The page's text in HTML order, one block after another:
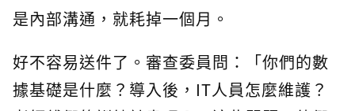
是內部溝通，就耗掉一個月。
好不容易送件了。審查委員問：「你們的數
據基礎是什麼？導入後，IT人員怎麼維護？